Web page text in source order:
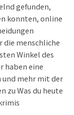
gefunden,
konnten, online
die menschliche
Winkel des
haben eine
und mehr mit der
zu Was du heute